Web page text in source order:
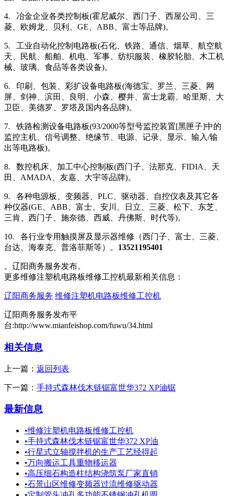
4. 冶金企业各类控制板(霍尼威尔、西门子、西屋公司、三
菱、欧姆龙、贝利、GE、ABB、富士等品牌)。
5. 工业自动化控制电路板(石化、铁路、通信、烟草、航空航
天、民航、船舶、机电、军事、纺织服装、橡胶轮胎、木工机
械、玻璃、食品等各类设备)。
6. 印刷、包装、彩扩设备电路板(海德宝、罗兰、三菱、网
屏、剑神、滨田、良明、小森、樱井、富士龙霸、哈里斯、大
卫臣、美德罗、罗塔及国内各品牌)。
7. 铁路检测设备电路板(93/2000等型号监控装置[黑匣子]中的
监控主机、信号调整、绝缘节、电源、记录、显示、输入/输
出等电路板)。
8. 数控机床、加工中心控制板(西门子、法那克、FIDIA、天
田、AMADA、友嘉、大宇等品牌)。
9. 各种电源板、变频器、PLC、驱动器、自控仪表及其它各
种仪器(GE、ABB、富士、安川、日立、三菱、松下、东芝、
三肯、西门子、施奈德、西威、丹佛斯、时代等)。
10. 各行业专用触摸屏及显示器维修（西门子、富士、三菱、
台达、海泰克、普洛菲斯等）。 13521195401
。辽阳商务服务发布。
更多维修注塑机电路板维修工控机最新相关信息：
辽阳商务服务 维修注塑机电路板维修工控机
辽阳商务服务发布平
台:http://www.mianfeishop.com/fuwu/34.html
相关信息
上一篇： 返回列表
下一篇： 手持式森林伐木链锯富世华372 XP油锯
最新信息
•维修注塑机电路板维修工控机
•手持式森林伐木链锯富世华372 XP油
•行星式立轴搅拌机的生产工艺经得起
•万向搬运工具重物移运器
•高压细石构造柱结构浇筑泵厂家直销
•石景山区维修变频器过流维修驱动器